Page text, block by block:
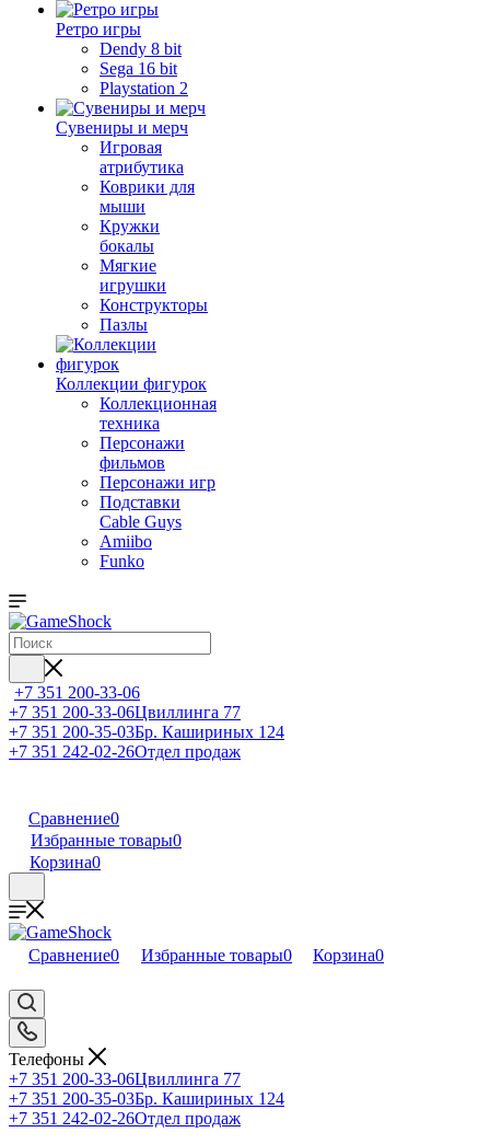
Ретро игры
Dendy 8 bit
Sega 16 bit
Playstation 2
Сувениры и мерч
Игровая
атрибутика
Коврики для
мыши
Кружки
бокалы
Мягкие
игрушки
Конструкторы
Пазлы
Коллекции фигурок
Коллекционная
техника
Персонажи
фильмов
Персонажи игр
Подставки
Cable Guys
Amiibo
Funko
+7 351 200-33-06
+7 351 200-33-06Цвиллинга 77
+7 351 200-35-03Бр. Кашириных 124
+7 351 242-02-26Отдел продаж
Сравнение0
Избранные товары0
Корзина0
Сравнение0 Избранные товары0 Корзина0
Телефоны
+7 351 200-33-06Цвиллинга 77
+7 351 200-35-03Бр. Кашириных 124
+7 351 242-02-26Отдел продаж